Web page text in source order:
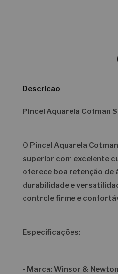
Descricao
Pincel Aquarela Cotman
O Pincel Aquarela
superior com excelente
oferece boa retenção de
durabilidade e
controle firme e
Especificações:
- Marca: Winsor & Newton